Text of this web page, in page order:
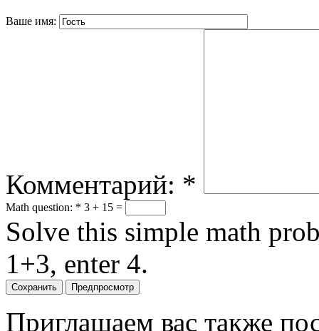
Ваше имя:
Комментарий: *
Math question: * 3 + 15 =
Solve this simple math
1+3, enter 4.
Приглашаем вас также